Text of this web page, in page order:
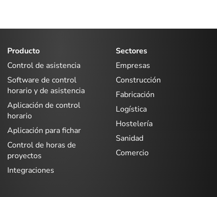
Producto
Control de asistencia
Software de control
horario y de asistencia
Aplicación de control
horario
Aplicación para fichar
Control de horas de
proyectos
Integraciones
Sectores
Empresas
Construcción
Fabricación
Logística
Hostelería
Sanidad
Comercio